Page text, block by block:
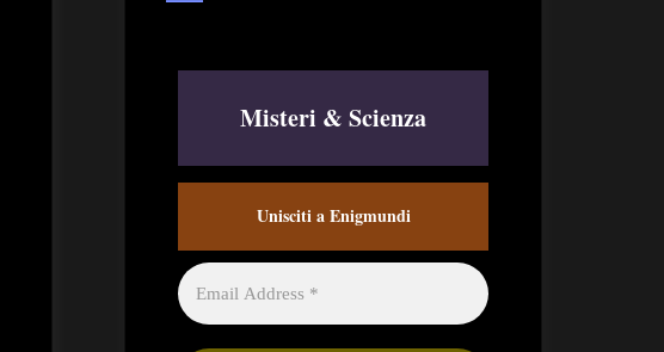
Misteri & Scienza
Unisciti a Enigmundi